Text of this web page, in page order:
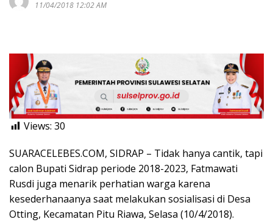
11/04/2018 12:02 AM
Views: 30
SUARACELEBES.COM, SIDRAP – Tidak hanya cantik, tapi
calon Bupati Sidrap periode 2018-2023, Fatmawati
Rusdi juga menarik perhatian warga karena
kesederhanaanya saat melakukan sosialisasi di Desa
Otting, Kecamatan Pitu Riawa, Selasa (10/4/2018).